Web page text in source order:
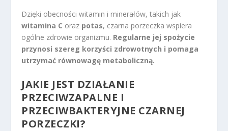
Dzięki obecności witamin i minerałów, takich jak
witamina C oraz potas, czarna porzeczka wspiera
ogólne zdrowie organizmu. Regularne jej spożycie
przynosi szereg korzyści zdrowotnych i pomaga
utrzymać równowagę metaboliczną.
JAKIE JEST DZIAŁANIE
PRZECIWZAPALNE I
PRZECIWBAKTERYJNE CZARNEJ
PORZECZKI?